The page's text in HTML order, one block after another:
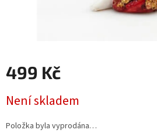
499 Kč
Není skladem
Položka byla vyprodána…